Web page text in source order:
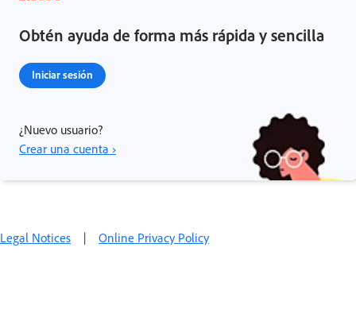
Obtén ayuda de forma más rápida y sencilla
Iniciar sesión
¿Nuevo usuario?
Crear una cuenta ›
Legal Notices | Online Privacy Policy